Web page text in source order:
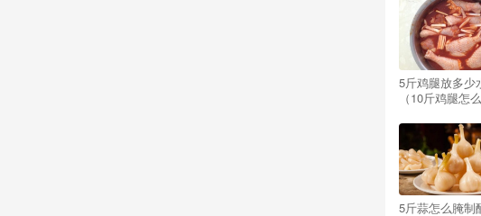
5斤鸡腿放多少
（10斤鸡腿怎
5斤蒜怎么腌制